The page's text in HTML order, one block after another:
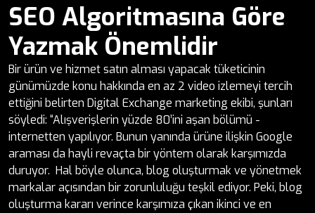
SEO Algoritmasına Göre
Yazmak Önemlidir
Bir ürün ve hizmet satın alması yapacak tüketicinin
günümüzde konu hakkında en az 2 video izlemeyi tercih
ettiğini belirten Digital Exchange marketing ekibi, şunları
söyledi: “Alışverişlerin yüzde 80’ini aşan bölümü -
internetten yapılıyor. Bunun yanında ürüne ilişkin Google
araması da hayli revaçta bir yöntem olarak karşımızda
duruyor. Hal böyle olunca, blog oluşturmak ve yönetmek
markalar açısından bir zorunluluğu teşkil ediyor. Peki, blog
oluşturma kararı verince karşımıza çıkan ikinci ve en